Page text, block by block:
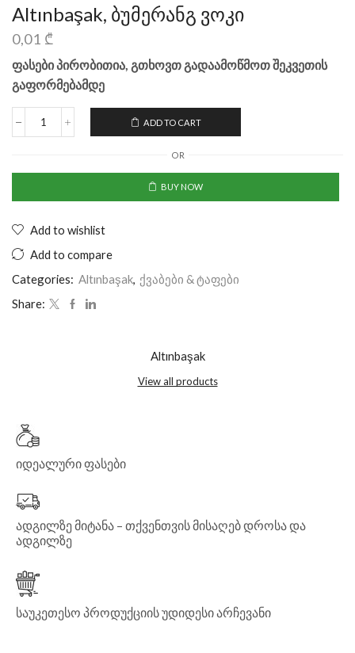
Altınbaşak, ბუმერანგ ვოკი
0,01 ₾
ფასები პირობითია, გთხოვთ გადაამოწმოთ შეკვეთის
გაფორმებამდე
ADD TO CART
OR
BUY NOW
Add to wishlist
Add to compare
Categories: Altınbaşak, ქვაბები & ტაფები
Share:
Altınbaşak
View all products
იდეალური ფასები
ადგილზე მიტანა – თქვენთვის მისაღებ დროსა და
ადგილზე
საუკეთესო პროდუქციის უდიდესი არჩევანი